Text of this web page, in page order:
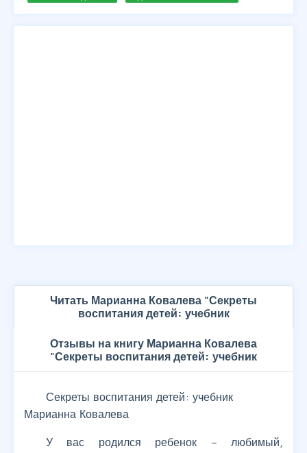
Читать Марианна Ковалева "Секреты
воспитания детей: учебник
Отзывы на книгу Марианна Ковалева
"Секреты воспитания детей: учебник
Секреты воспитания детей: учебник
Марианна Ковалева
У вас родился ребенок – любимый,